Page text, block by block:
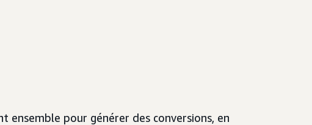
pour générer des conversions, en